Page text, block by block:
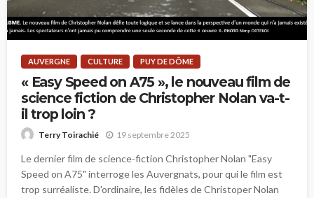
AUVERGNE CULTURE PUY DE DÔME
« Easy Speed on A75 », le nouveau film de
science fiction de Christopher Nolan va-t-
il trop loin ?
Terry Toirachié 19 septembre 2025
Le dernier film de science-fiction Christopher Nolan "Easy
Speed on A75" interroge les Auvergnats, pour qui le film est
trop surréaliste. D'ordinaire, les fidèles de Christoper Nolan